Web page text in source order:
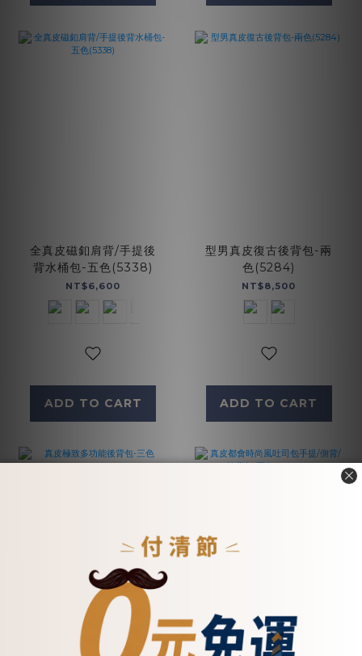
全真皮磁釦肩背/手提後
背水桶包-五色(5338)
NT$6,600
ADD TO CART
型男真皮復古後背包-兩
色(5284)
NT$8,500
ADD TO CART